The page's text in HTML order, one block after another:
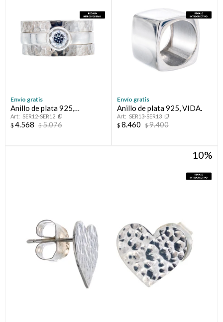
Envío gratis
Anillo de plata 925,
NEFELIBATA.
SER12-SER12
$ 4.568 $5.076
Envío gratis
Anillo de plata 925, VIDA.
SER13-SER13
$ 8.460 $9.400
10